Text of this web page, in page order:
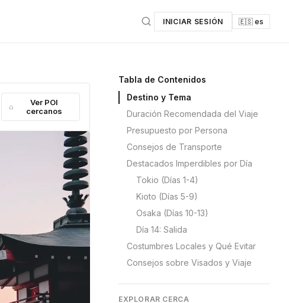
INICIAR SESIÓN 🇪🇸 es
Ver POI
cercanos
Tabla de Contenidos
Destino y Tema
Duración Recomendada del Viaje
Presupuesto por Persona
Consejos de Transporte
Destacados Imperdibles por Día
Tokio (Días 1-4)
Kioto (Días 5-9)
Osaka (Días 10-13)
Día 14: Salida
Costumbres Locales y Qué Evitar
Consejos sobre Visados y Viaje
EXPLORAR CERCA